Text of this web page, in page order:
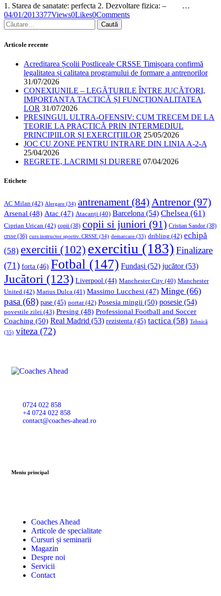
1. Starea de sanatate: perfecta 2. Dezvoltare fizica: – …
04/01/2013377Views0Likes0Comments
Articole recente
Acreditarea Școlii Postliceale CRSSE Timișoara confirmă
legalitatea și calitatea programului de formare a antrenorilor
31/07/2026
CONEXIUNILE – LEGĂTURILE ÎNTRE JUCĂTORI,
IMPORTANȚA TACTICĂ ȘI FUNCȚIONALITATEA
LOR 31/07/2026
PRESINGUL ULTRA-OFENSIV: CUM TRECEM DE LA
TEORIE LA PRACTICĂ PRIN INTERMEDIUL
PRINCIPIILOR ȘI EXERCIȚIILOR 25/05/2026
JOC CU ZONE PENTRU INTRARE DIN LINIA A-2-A
25/04/2026
REGRETE, LACRIMI ȘI DURERE 07/04/2026
Etichete
AC Milan (42) Alergare (34) antrenament (84) Antrenor(97)
Arsenal (48) Atac (47) Atacanți (40) Barcelona (54) Chelsea (61)
Ciprian Urican (42) copii (38) copii si juniori (91) Cristian Sandor (38)
crsse (36) curs instructor sportiv. CRSSE (34) demarcare (33) dribling (42) echipă
(58) exercitii (102) exercitiu (183) Finalizare
(71) forta (46) Fotbal (147) Fundași (52) jucător(53)
Jucători (123) Liverpool (44) Manchester City (40) Manchester
United (42) Marius Dulca (41) Massimo Lucchesi (47) Minge (66)
pasa (68) pase (45) portar(42) Posesia mingii (50) posesie (54)
povestile zilei (43) Presing (48) Professional Football and Soccer
Coaching (50) Real Madrid (53) rezistenta (45) tactica (58) Tehnică
(35) viteza (72)
0724 022 858
+4 0724 022 858
contact@coaches-ahead.ro
Meniu principal
Coaches Ahead
Articole de specialitate
Cursuri și seminarii
Magazin
Despre noi
Servicii
Contact